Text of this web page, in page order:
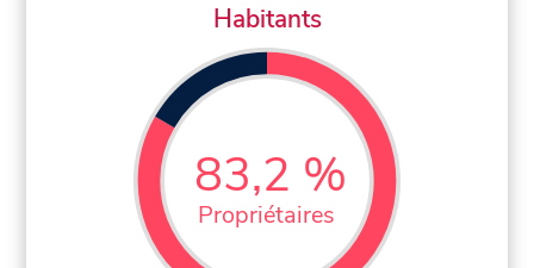
Habitants
83,2 %
Propriétaires